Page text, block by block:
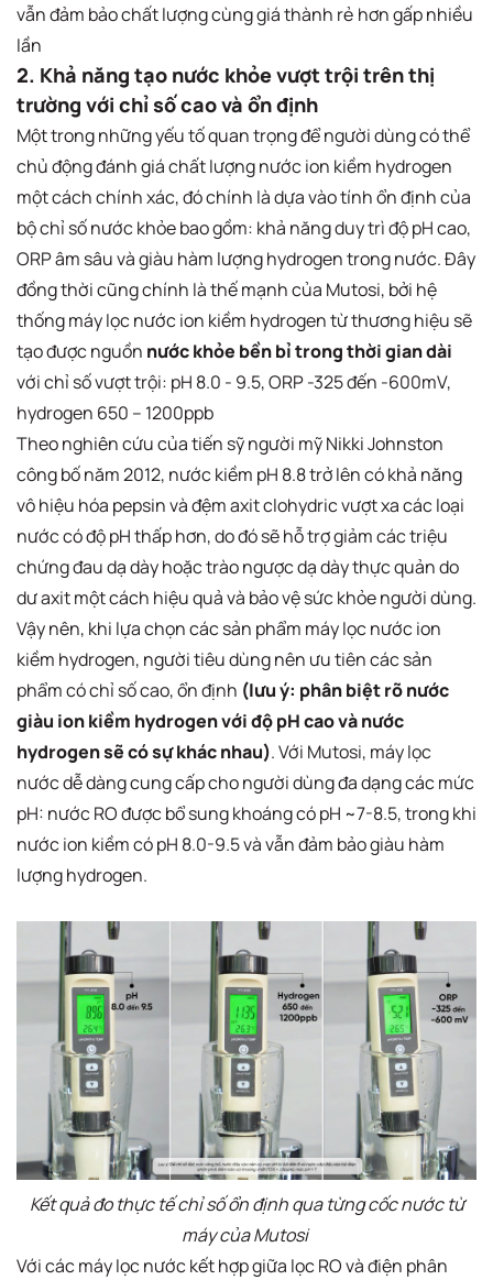
vẫn đảm bảo chất lượng cùng giá thành rẻ hơn gấp nhiều
lần
2. Khả năng tạo nước khỏe vượt trội trên thị
trường với chỉ số cao và ổn định
Một trong những yếu tố quan trọng để người dùng có thể
chủ động đánh giá chất lượng nước ion kiềm hydrogen
một cách chính xác, đó chính là dựa vào tính ổn định của
bộ chỉ số nước khỏe bao gồm: khả năng duy trì độ pH cao,
ORP âm sâu và giàu hàm lượng hydrogen trong nước. Đây
đồng thời cũng chính là thế mạnh của Mutosi, bởi hệ
thống máy lọc nước ion kiềm hydrogen từ thương hiệu sẽ
tạo được nguồn nước khỏe bền bỉ trong thời gian dài
với chỉ số vượt trội: pH 8.0 - 9.5, ORP -325 đến -600mV,
hydrogen 650 – 1200ppb
Theo nghiên cứu của tiến sỹ người mỹ Nikki Johnston
công bố năm 2012, nước kiềm pH 8.8 trở lên có khả năng
vô hiệu hóa pepsin và đệm axit clohydric vượt xa các loại
nước có độ pH thấp hơn, do đó sẽ hỗ trợ giảm các triệu
chứng đau dạ dày hoặc trào ngược dạ dày thực quản do
dư axit một cách hiệu quả và bảo vệ sức khỏe người dùng.
Vậy nên, khi lựa chọn các sản phẩm máy lọc nước ion
kiềm hydrogen, người tiêu dùng nên ưu tiên các sản
phẩm có chỉ số cao, ổn định (lưu ý: phân biệt rõ nước
giàu ion kiềm hydrogen với độ pH cao và nước
hydrogen sẽ có sự khác nhau). Với Mutosi, máy lọc
nước dễ dàng cung cấp cho người dùng đa dạng các mức
pH: nước RO được bổ sung khoáng có pH ~7-8.5, trong khi
nước ion kiềm có pH 8.0-9.5 và vẫn đảm bảo giàu hàm
lượng hydrogen.
Kết quả đo thực tế chỉ số ổn định qua từng cốc nước từ
máy của Mutosi
Với các máy lọc nước kết hợp giữa lọc RO và điện phân